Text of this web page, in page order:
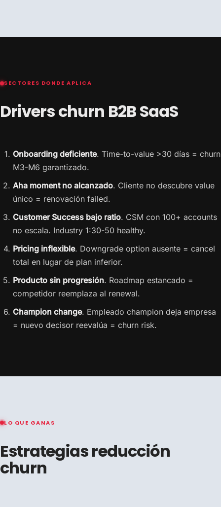
SECTORES DONDE APLICA
Drivers churn B2B SaaS
Onboarding deficiente. Time-to-value >30 días = churn
M3-M6 garantizado.
Aha moment no alcanzado. Cliente no descubre value
único = renovación failed.
Customer Success bajo ratio. CSM con 100+ accounts
no escala. Industry 1:30-50 healthy.
Pricing inflexible. Downgrade option ausente = cancel
total en lugar de plan inferior.
Producto sin progresión. Roadmap estancado =
competidor reemplaza al renewal.
Champion change. Empleado champion deja empresa
= nuevo decisor reevalúa = churn risk.
LO QUE GANAS
Estrategias reducción
churn